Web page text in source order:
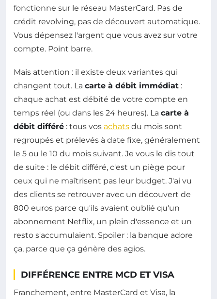
fonctionne sur le réseau MasterCard. Pas de
crédit revolving, pas de découvert automatique.
Vous dépensez l'argent que vous avez sur votre
compte. Point barre.
Mais attention : il existe deux variantes qui
changent tout. La carte à débit immédiat :
chaque achat est débité de votre compte en
temps réel (ou dans les 24 heures). La carte à
débit différé : tous vos achats du mois sont
regroupés et prélevés à date fixe, généralement
le 5 ou le 10 du mois suivant. Je vous le dis tout
de suite : le débit différé, c'est un piège pour
ceux qui ne maîtrisent pas leur budget. J'ai vu
des clients se retrouver avec un découvert de
800 euros parce qu'ils avaient oublié qu'un
abonnement Netflix, un plein d'essence et un
resto s'accumulaient. Spoiler : la banque adore
ça, parce que ça génère des agios.
DIFFÉRENCE ENTRE MCD ET VISA
Franchement, entre MasterCard et Visa, la